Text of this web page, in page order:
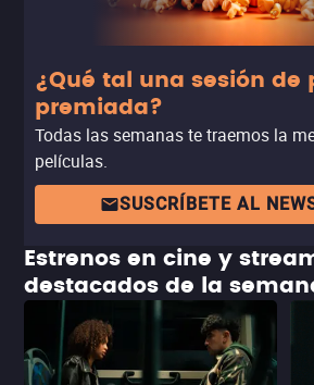
¿Qué tal una sesión
premiada?
Todas las semanas te traemos la
películas.
SUSCRÍBETE AL
Estrenos en cine y
destacados de la